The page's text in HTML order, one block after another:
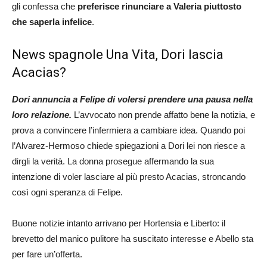
gli confessa che preferisce rinunciare a Valeria piuttosto
che saperla infelice.
News spagnole Una Vita, Dori lascia
Acacias?
Dori annuncia a Felipe di volersi prendere una pausa nella
loro relazione. L’avvocato non prende affatto bene la notizia, e
prova a convincere l’infermiera a cambiare idea. Quando poi
l’Alvarez-Hermoso chiede spiegazioni a Dori lei non riesce a
dirgli la verità. La donna prosegue affermando la sua
intenzione di voler lasciare al più presto Acacias, stroncando
così ogni speranza di Felipe.
Buone notizie intanto arrivano per Hortensia e Liberto: il
brevetto del manico pulitore ha suscitato interesse e Abello sta
per fare un’offerta.